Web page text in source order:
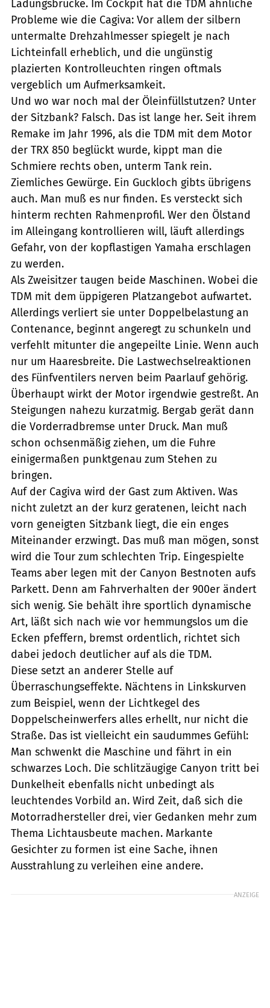
Ladungsbrücke. Im Cockpit hat die TDM ähnliche
Probleme wie die Cagiva: Vor allem der silbern
untermalte Drehzahlmesser spiegelt je nach
Lichteinfall erheblich, und die ungünstig
plazierten Kontrolleuchten ringen oftmals
vergeblich um Aufmerksamkeit.
Und wo war noch mal der Öleinfüllstutzen? Unter
der Sitzbank? Falsch. Das ist lange her. Seit ihrem
Remake im Jahr 1996, als die TDM mit dem Motor
der TRX 850 beglückt wurde, kippt man die
Schmiere rechts oben, unterm Tank rein.
Ziemliches Gewürge. Ein Guckloch gibts übrigens
auch. Man muß es nur finden. Es versteckt sich
hinterm rechten Rahmenprofil. Wer den Ölstand
im Alleingang kontrollieren will, läuft allerdings
Gefahr, von der kopflastigen Yamaha erschlagen
zu werden.
Als Zweisitzer taugen beide Maschinen. Wobei die
TDM mit dem üppigeren Platzangebot aufwartet.
Allerdings verliert sie unter Doppelbelastung an
Contenance, beginnt angeregt zu schunkeln und
verfehlt mitunter die angepeilte Linie. Wenn auch
nur um Haaresbreite. Die Lastwechselreaktionen
des Fünfventilers nerven beim Paarlauf gehörig.
Überhaupt wirkt der Motor irgendwie gestreßt. An
Steigungen nahezu kurzatmig. Bergab gerät dann
die Vorderradbremse unter Druck. Man muß
schon ochsenmäßig ziehen, um die Fuhre
einigermaßen punktgenau zum Stehen zu
bringen.
Auf der Cagiva wird der Gast zum Aktiven. Was
nicht zuletzt an der kurz geratenen, leicht nach
vorn geneigten Sitzbank liegt, die ein enges
Miteinander erzwingt. Das muß man mögen, sonst
wird die Tour zum schlechten Trip. Eingespielte
Teams aber legen mit der Canyon Bestnoten aufs
Parkett. Denn am Fahrverhalten der 900er ändert
sich wenig. Sie behält ihre sportlich dynamische
Art, läßt sich nach wie vor hemmungslos um die
Ecken pfeffern, bremst ordentlich, richtet sich
dabei jedoch deutlicher auf als die TDM.
Diese setzt an anderer Stelle auf
Überraschungseffekte. Nächtens in Linkskurven
zum Beispiel, wenn der Lichtkegel des
Doppelscheinwerfers alles erhellt, nur nicht die
Straße. Das ist vielleicht ein saudummes Gefühl:
Man schwenkt die Maschine und fährt in ein
schwarzes Loch. Die schlitzäugige Canyon tritt bei
Dunkelheit ebenfalls nicht unbedingt als
leuchtendes Vorbild an. Wird Zeit, daß sich die
Motorradhersteller drei, vier Gedanken mehr zum
Thema Lichtausbeute machen. Markante
Gesichter zu formen ist eine Sache, ihnen
Ausstrahlung zu verleihen eine andere.
ANZEIGE